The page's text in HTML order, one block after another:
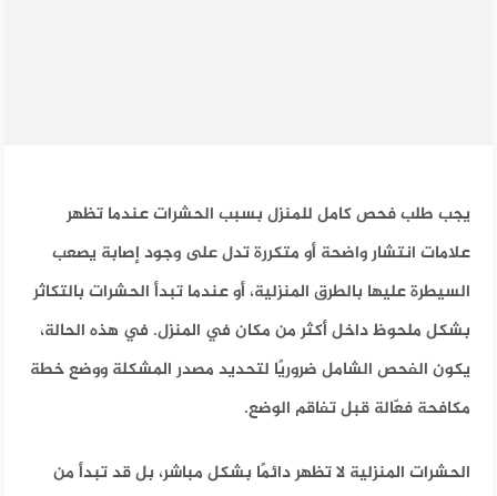
يجب طلب فحص كامل للمنزل بسبب الحشرات عندما تظهر
علامات انتشار واضحة أو متكررة تدل على وجود إصابة يصعب
السيطرة عليها بالطرق المنزلية، أو عندما تبدأ الحشرات بالتكاثر
بشكل ملحوظ داخل أكثر من مكان في المنزل. في هذه الحالة،
يكون الفحص الشامل ضروريًا لتحديد مصدر المشكلة ووضع خطة
مكافحة فعّالة قبل تفاقم الوضع.
الحشرات المنزلية لا تظهر دائمًا بشكل مباشر، بل قد تبدأ من